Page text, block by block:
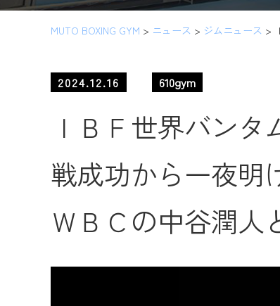
MUTO BOXING GYM > ニュース > ジムニュース >
2024.12.16 610gym
ＩＢＦ世界バン
戦成功から一夜明
ＷＢＣの中谷潤人